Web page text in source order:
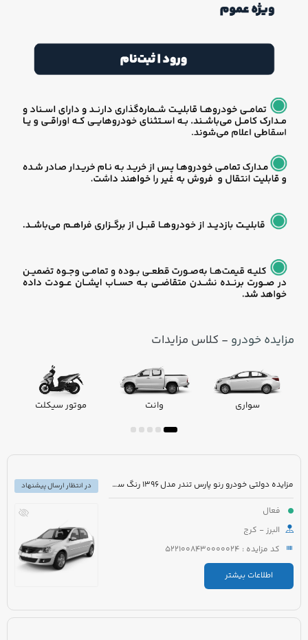
مزایده خودرو - کلاس مزایدات
سواری وانت موتور سیکلت
مزایده دولتی خودرو رنو پارس تندر مدل 1396 رنگ سفید
فعال
البرز - کرج
کد مزایده : 5221008430000024
اطلاعات بیشتر
در انتظار ارسال پیشنهاد